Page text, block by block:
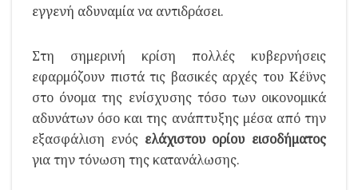
εγγενή αδυναμία να αντιδράσει.
Στη σημερινή κρίση πολλές κυβερνήσεις
εφαρμόζουν πιστά τις βασικές αρχές του Κέϋνς
στο όνομα της ενίσχυσης τόσο των οικονομικά
αδυνάτων όσο και της ανάπτυξης μέσα από την
εξασφάλιση ενός ελάχιστου ορίου εισοδήματος
για την τόνωση της κατανάλωσης.